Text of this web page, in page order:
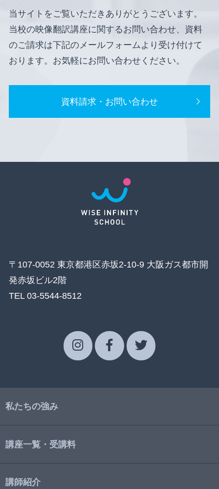
当サイトをご覧いただきありがとうございます。
当校の映像翻訳講座に関するお問い合わせ、資料
のご請求は下記のメールフォームより受け付けて
おります。お気軽にお問い合わせください。
資料請求・お問い合わせ
〒107-0052 東京都港区赤坂2-10-9 大阪ガス都市開
発赤坂ビル2階
TEL 03-5544-8512
私たちの強み
講座一覧・受講料
講師紹介